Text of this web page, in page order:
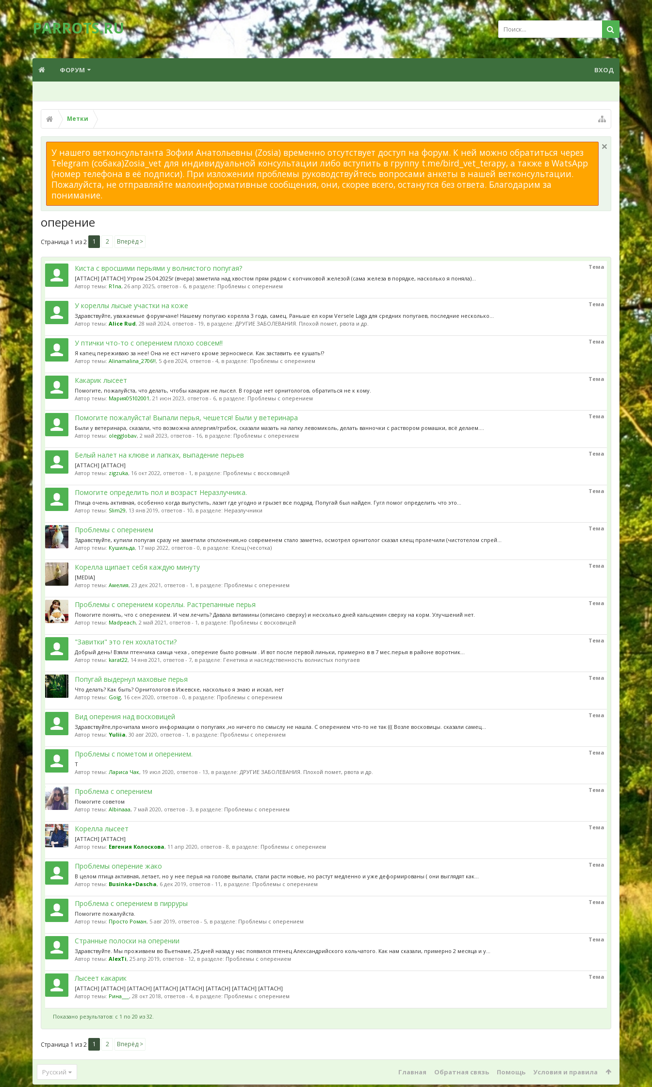
PARROTS.RU
ФОРУМ ВХОД
Метки
У нашего ветконсультанта Зофии Анатольевны (Zosia) временно отсутствует доступ на форум. К ней можно обратиться через
Telegram (собака)Zosia_vet для индивидуальной консультации либо вступить в группу t.me/bird_vet_terapy, а также в WatsApp
(номер телефона в её подписи). При изложении проблемы руководствуйтесь вопросами анкеты в нашей ветконсультации.
Пожалуйста, не отправляйте малоинформативные сообщения, они, скорее всего, останутся без ответа. Благодарим за
понимание.
оперение
Страница 1 из 2 1 2 Вперёд >
Тема
Киста с вросшими перьями у волнистого попугая?
[ATTACH] [ATTACH] Утром 25.04.2025г (вчера) заметила над хвостом прям рядом с копчиковой железой (сама железа в порядке, насколько я поняла)...
Автор темы: R1na,26 апр 2025, ответов - 6, в разделе: Проблемы с оперением
Тема
У кореллы лысые участки на коже
Здравствуйте, уважаемые форумчане! Нашему попугаю корелла 3 года, самец. Раньше ел корм Versele Laga для средних попугаев, последние несколько...
Автор темы:Alice Rud,28 май 2024, ответов - 19, в разделе:ДРУГИЕ ЗАБОЛЕВАНИЯ. Плохой помет, рвота и др.
Тема
У птички что-то с оперением плохо совсем!!
Я капец переживаю за нее! Она не ест ничего кроме зерносмеси. Как заставить ее кушать!?
Автор темы:Alinamalina_2706!!, 5 фев 2024, ответов - 4, в разделе: Проблемы с оперением
Тема
Какарик лысеет
Помогите, пожалуйста, что делать, чтобы какарик не лысел. В городе нет орнитологов, обратиться не к кому.
Автор темы: Мария05102001,21 июн 2023, ответов - 6, в разделе: Проблемы с оперением
Тема
Помогите пожалуйста! Выпали перья, чешется! Были у ветеринара
Были у ветеринара, сказали, что возможна аллергия/грибок, сказали мазать на лапку левомиколь, делать ванночки с раствором ромашки, всё делаем....
Автор темы: olegglobav,2 май 2023, ответов - 16, в разделе: Проблемы с оперением
Тема
Белый налет на клюве и лапках, выпадение перьев
[ATTACH] [ATTACH]
Автор темы: zigzuka, 16 окт 2022, ответов - 1, в разделе: Проблемы с восковицей
Тема
Помогите определить пол и возраст Неразлучника.
Птица очень активная, особенно когда выпустить, лазит где угодно и грызет все подряд. Попугай был найден. Гугл помог определить что это...
Автор темы: Slim29, 13 янв 2019, ответов - 10, в разделе: Неразлучники
Тема
Проблемы с оперением
Здравствуйте, купили попугая сразу не заметили отклонения,но современем стало заметно, осмотрел орнитолог сказал клещ пролечили (чистотелом спрей...
Автор темы: Кушильда, 17 мар 2022, ответов - 0, в разделе: Клещ (чесотка)
Тема
Корелла щипает себя каждую минуту
[MEDIA]
Автор темы:Амелия,23 дек 2021, ответов - 1, в разделе: Проблемы с оперением
Тема
Проблемы с оперением кореллы. Растрепанные перья
Помогите понять, что с оперением. И чем лечить? Давала витамины (описано сверху) и несколько дней кальцемин сверху на корм. Улучшений нет.
Автор темы: Madpeach,2 май 2021, ответов - 1, в разделе: Проблемы с восковицей
Тема
"Завитки" это ген хохлатости?
Добрый день! Взяли птенчика самца чеха , оперение было ровным . И вот после первой линьки, примерно в в 7 мес.перья в районе воротник...
Автор темы: karat22, 14 янв 2021, ответов - 7, в разделе: Генетика и наследственность волнистых попугаев
Тема
Попугай выдернул маховые перья
Что делать? Как быть? Орнитологов в Ижевске, насколько я знаю и искал, нет
Автор темы: Goig, 16 сен 2020, ответов - 0, в разделе: Проблемы с оперением
Тема
Вид оперения над восковицей
Здравствуйте,прочитала много информации о попугаях ,но ничего по смыслу не нашла. С оперением что-то не так ((( Возле восковицы. сказали самец...
Автор темы:Yuliia,30 авг 2020, ответов - 1, в разделе: Проблемы с оперением
Тема
Проблемы с пометом и оперением.
Т
Автор темы:Лариса Чак, 19 июл 2020, ответов - 13, в разделе:ДРУГИЕ ЗАБОЛЕВАНИЯ. Плохой помет, рвота и др.
Тема
Проблема с оперением
Помогите советом
Автор темы:Albinaaa,7 май 2020, ответов - 3, в разделе: Проблемы с оперением
Тема
Корелла лысеет
[ATTACH] [ATTACH]
Автор темы: Евгения Колоскова, 11 апр 2020, ответов - 8, в разделе: Проблемы с оперением
Тема
Проблемы оперение жако
В целом птица активная, летает, но у нее перья на голове выпали, стали расти новые, но растут медленно и уже деформированы ( они выглядят как...
Автор темы: Businka+Dascha, 6 дек 2019, ответов - 11, в разделе: Проблемы с оперением
Тема
Проблема с оперением в пирруры
Помогите пожалуйста.
Автор темы: Просто Роман, 5 авг 2019, ответов - 5, в разделе: Проблемы с оперением
Тема
Странные полоски на оперении
Здравствуйте. Мы проживаем во Вьетнаме, 25 дней назад у нас появился птенец Александрийского кольчатого. Как нам сказали, примерно 2 месяца и у...
Автор темы:AlexTi,25 апр 2019, ответов - 12, в разделе: Проблемы с оперением
Тема
Лысеет какарик
[ATTACH] [ATTACH] [ATTACH] [ATTACH] [ATTACH] [ATTACH] [ATTACH] [ATTACH]
Автор темы: Рина___,28 окт 2018, ответов - 4, в разделе: Проблемы с оперением
Показано результатов: с 1 по 20 из 32.
Страница 1 из 2 1 2 Вперёд >
Русский Главная Обратная связь Помощь Условия и правила